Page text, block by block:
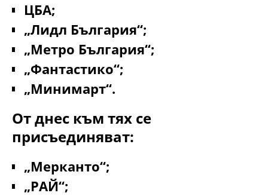
ЦБА;
„Лидл България“;
„Метро България“;
„Фантастико“;
„Минимарт“.
От днес към тях се
присъединяват:
„Мерканто“;
„РАЙ“;